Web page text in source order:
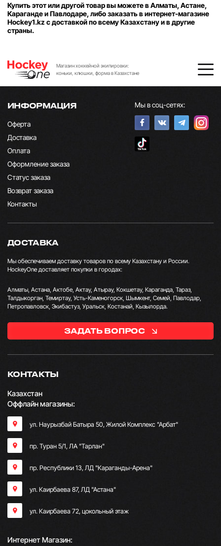
Купить этот или другой товар вы можете в Алматы, Астане,
Караганде и Павлодаре, либо заказать в интернет-магазине
Hockey1.kz с доставкой по всему Казахстану и в другие
страны.
Магазин хоккейной экипировки:
коньки, клюшки, форма в Казахстане
ИНФОРМАЦИЯ
Оферта
Доставка
Оплата
Оформление заказа
Статус заказа
Возврат заказа
Контакты
Мы в соц-сетях:
КОНТАКТЫ
Казахстан
Оффлайн магазины:
ул. Наурызбай Батыра 50, Жилой Комплекс "Арбат"
пр. Туран 5/1, ЛА "Тарлан"
пр. Республики 13, ​ЛД "Караганды-Арена"
ул. Каирбаева 87, ЛД "Астана"
ул. Каирбаева 72, цокольный этаж
Интернет Магазин:
ДОСТАВКА
Мы обеспечиваем доставку товаров по всему Казахстану и России.
HockeyOne доставляет покупки в городах:
Алматы, Астана, Актобе, Актау, Атырау, Кокшетау, Караганда, Тараз,
Талдыкорган, Темиртау, Усть-Каменогорск, Шымкент, Семей, Павлодар,
Петропавловск, Экибастуз, Уральск, Костанай, Кызылорда.
ЗАДАТЬ ВОПРОС